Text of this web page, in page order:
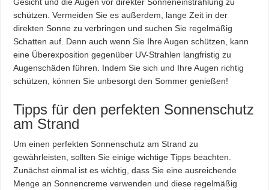
schützen. Vermeiden Sie es außerdem, lange Zeit in der
direkten Sonne zu verbringen und suchen Sie regelmäßig
Schatten auf. Denn auch wenn Sie Ihre Augen schützen, kann
eine Überexposition gegenüber UV-Strahlen langfristig zu
Augenschäden führen. Indem Sie sich und Ihre Augen richtig
schützen, können Sie unbesorgt den Sommer genießen!
Tipps für den perfekten Sonnenschutz
am Strand
Um einen perfekten Sonnenschutz am Strand zu
gewährleisten, sollten Sie einige wichtige Tipps beachten.
Zunächst einmal ist es wichtig, dass Sie eine ausreichende
Menge an Sonnencreme verwenden und diese regelmäßig